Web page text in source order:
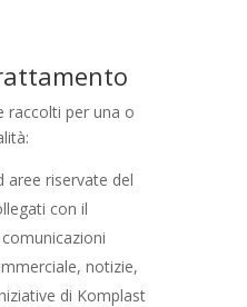
raccolti per una o
aree riservate del
con il
notizie,
di Komplast